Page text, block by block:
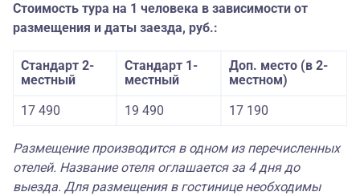
Стоимость тура на 1 человека в зависимости от
размещения и даты заезда, руб.:
Стандарт 2-
местный
Стандарт 1-
местный
Доп. место (в 2-
местном)
17 490
19 490 17 190
Размещение производится в одном из перечисленных
отелей. Название отеля оглашается за 4 дня до
выезда. Для размещения в гостинице необходимы